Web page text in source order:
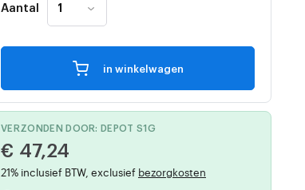
Aantal
in winkelwagen
VERZONDEN DOOR: DEPOT S1G
€ 47,24
21% inclusief BTW, exclusief bezorgkosten